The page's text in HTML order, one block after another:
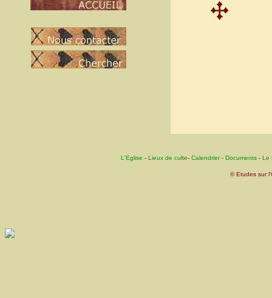
L'Eglise - Lieux de culte- Calendrier- Documents - Le
© Etudes sur